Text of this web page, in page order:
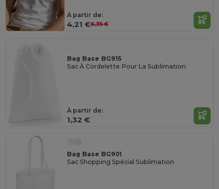
À partir de:
4,21 €6,35 €
Bag Base BG915
Sac À Cordelette Pour La Sublimation
À partir de:
1,32 €
Bag Base BG901
Sac Shopping Spécial Sublimation